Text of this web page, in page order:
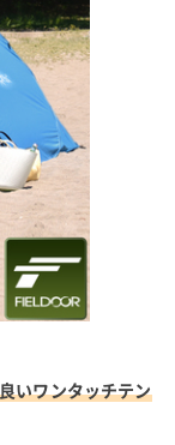
いワンタッチテン